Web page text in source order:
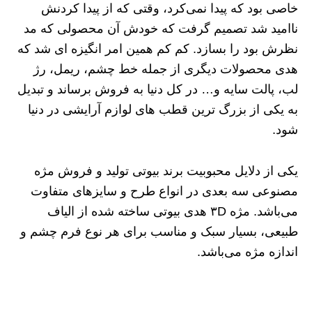
خاصی بود که پیدا نمی‌کرد، وقتی که از پیدا کردنش
ناامید شد تصمیم گرفت که خودش آن محصولی که مد
نظرش بود را بسازد. کم‌ کم همین امر انگیزه‌ ای شد که
هدی محصولات دیگری از جمله خط‌ چشم، ریمل، رژ
لب، پالت سایه و… در کل دنیا به فروش برساند و تبدیل
به یکی از بزرگ‌ ترین قطب‌ های لوازم آرایشی در دنیا
شود.
یکی از دلایل محبوبیت برند بیوتی تولید و فروش مژه
مصنوعی سه بعدی در انواع طرح و سایزهای متفاوت
می‌باشد. مژه ۳D هدی بیوتی ساخته شده از الیاف
طبیعی، بسیار سبک و مناسب برای هر نوع فرم چشم و
اندازه مژه می‌باشد.